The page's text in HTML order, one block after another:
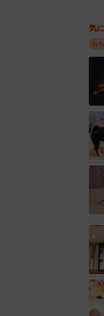
七
る
っ
い
す
く
気
お